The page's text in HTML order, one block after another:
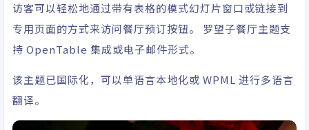
访客可以轻松地通过带有表格的模式幻灯片窗口或链接到
专用页面的方式来访问餐厅预订按钮。 罗望子餐厅主题支
持 OpenTable 集成或电子邮件形式。
该主题已国际化，可以单语言本地化或 WPML 进行多语言
翻译。